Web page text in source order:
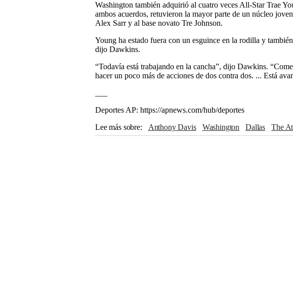
Washington también adquirió al cuatro veces All-Star Trae
ambos acuerdos, retuvieron la mayor parte de un núcleo
Alex Sarr y al base novato Tre Johnson.
Young ha estado fuera con un esguince en la rodilla y
dijo Dawkins.
“Todavía está trabajando en la cancha”, dijo Dawkins.
hacer un poco más de acciones de dos contra dos. ... Está
Deportes AP: https://apnews.com/hub/deportes
Lee más sobre
Anthony Davis Washington Dallas The